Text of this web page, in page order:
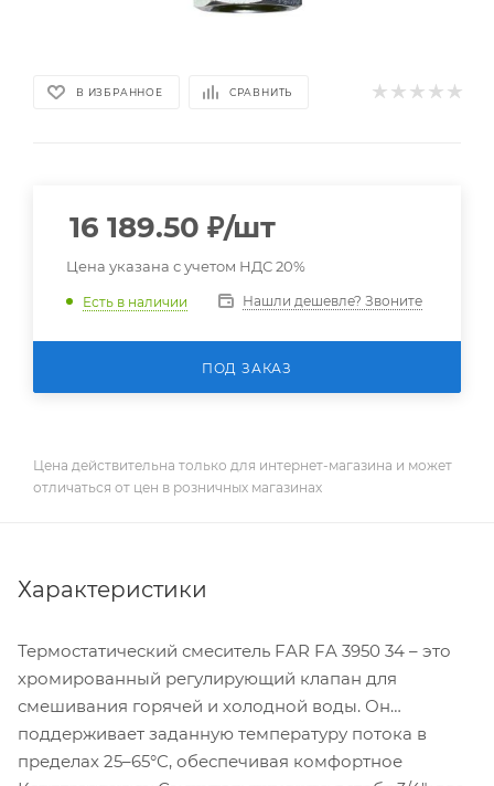
В ИЗБРАННОЕ СРАВНИТЬ
16 189.50 ₽/шт
Цена указана с учетом НДС 20%
Есть в наличии Нашли дешевле? Звоните
ПОД ЗАКАЗ
Цена действительна только для интернет-магазина и может
отличаться от цен в розничных магазинах
Характеристики
Термостатический смеситель FAR FA 3950 34 – это
хромированный регулирующий клапан для
смешивания горячей и холодной воды. Он
поддерживает заданную температуру потока в
пределах 25–65°C, обеспечивая комфортное